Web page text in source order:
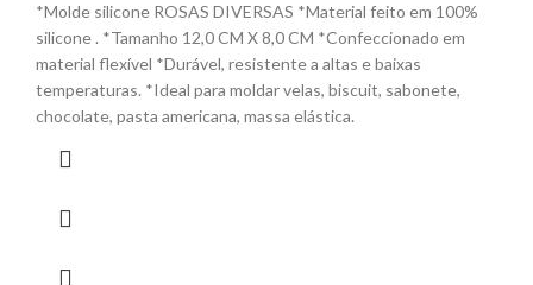
*Molde silicone ROSAS DIVERSAS *Material feito em 100%
silicone . *Tamanho 12,0 CM X 8,0 CM *Confeccionado em
material flexível *Durável, resistente a altas e baixas
temperaturas. *Ideal para moldar velas, biscuit, sabonete,
chocolate, pasta americana, massa elástica.